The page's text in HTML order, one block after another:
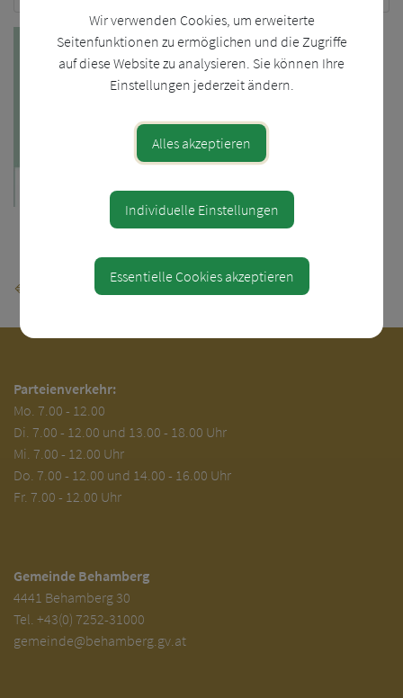
Teile den Artikel
⇐ zurück
Parteienverkehr:
Mo. 7.00 - 12.00
Di. 7.00 - 12.00 und 13.00 - 18.00 Uhr
Mi. 7.00 - 12.00 Uhr
Do. 7.00 - 12.00 und 14.00 - 16.00 Uhr
Fr. 7.00 - 12.00 Uhr
Gemeinde Behamberg
4441 Behamberg 30
Tel. +43(0) 7252-31000
gemeinde@behamberg.gv.at
Wir verwenden Cookies, um erweiterte
Seitenfunktionen zu ermöglichen und die Zugriffe
auf diese Website zu analysieren. Sie können Ihre
Einstellungen jederzeit ändern.
Alles akzeptieren
Individuelle Einstellungen
Essentielle Cookies akzeptieren